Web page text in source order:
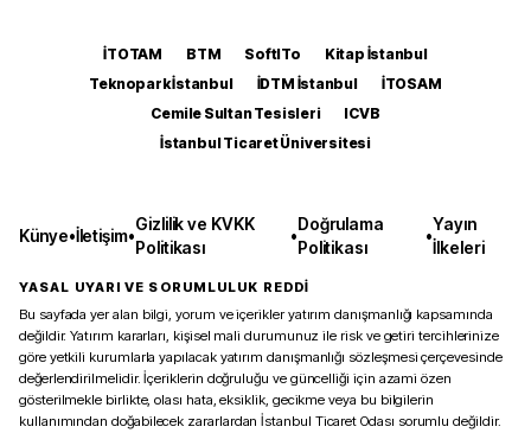
İTOTAM BTM SoftITo
Kitap İstanbul
Teknopark İstanbul
İDTM İstanbul
İTOSAM
Cemile Sultan Tesisleri
ICVB
İstanbul Ticaret Üniversitesi
Künye•İletişim•
Gizlilik ve KVKK
Politikası
•
Doğrulama
Politikası
•
Yayın
İlkeleri
YASAL UYARI VE SORUMLULUK REDDİ
Bu sayfada yer alan bilgi, yorum ve içerikler yatırım danışmanlığı kapsamında
değildir. Yatırım kararları, kişisel mali durumunuz ile risk ve getiri tercihlerinize
göre yetkili kurumlarla yapılacak yatırım danışmanlığı sözleşmesi çerçevesinde
değerlendirilmelidir. İçeriklerin doğruluğu ve güncelliği için azami özen
gösterilmekle birlikte, olası hata, eksiklik, gecikme veya bu bilgilerin
kullanımından doğabilecek zararlardan İstanbul Ticaret Odası sorumlu değildir.